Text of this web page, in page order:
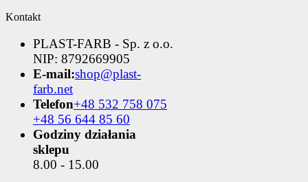
Kontakt
PLAST-FARB - Sp. z o.o.
NIP: 8792669905
E-mail:shop@plast-
farb.net
Telefon+48 532 758 075
+48 56 644 85 60
Godziny działania
sklepu
8.00 - 15.00